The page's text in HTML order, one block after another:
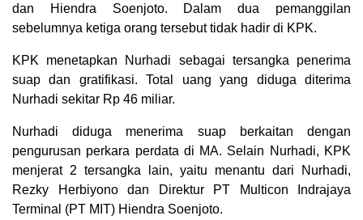
dan Hiendra Soenjoto. Dalam dua pemanggilan
sebelumnya ketiga orang tersebut tidak hadir di KPK.
KPK menetapkan Nurhadi sebagai tersangka penerima
suap dan gratifikasi. Total uang yang diduga diterima
Nurhadi sekitar Rp 46 miliar.
Nurhadi diduga menerima suap berkaitan dengan
pengurusan perkara perdata di MA. Selain Nurhadi, KPK
menjerat 2 tersangka lain, yaitu menantu dari Nurhadi,
Rezky Herbiyono dan Direktur PT Multicon Indrajaya
Terminal (PT MIT) Hiendra Soenjoto.